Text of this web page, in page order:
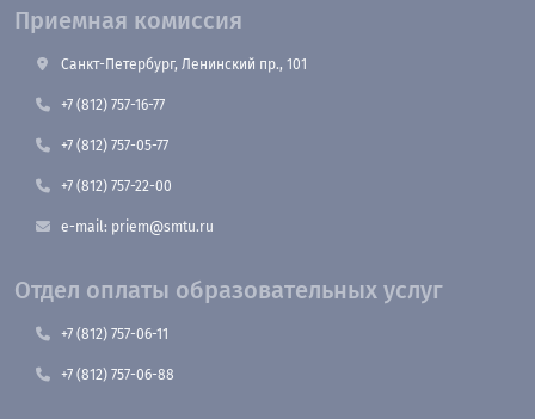
Приемная комиссия
Санкт-Петербург, Ленинский пр., 101
+7 (812) 757-16-77
+7 (812) 757-05-77
+7 (812) 757-22-00
e-mail: priem@smtu.ru
Отдел оплаты образовательных услуг
+7 (812) 757-06-11
+7 (812) 757-06-88